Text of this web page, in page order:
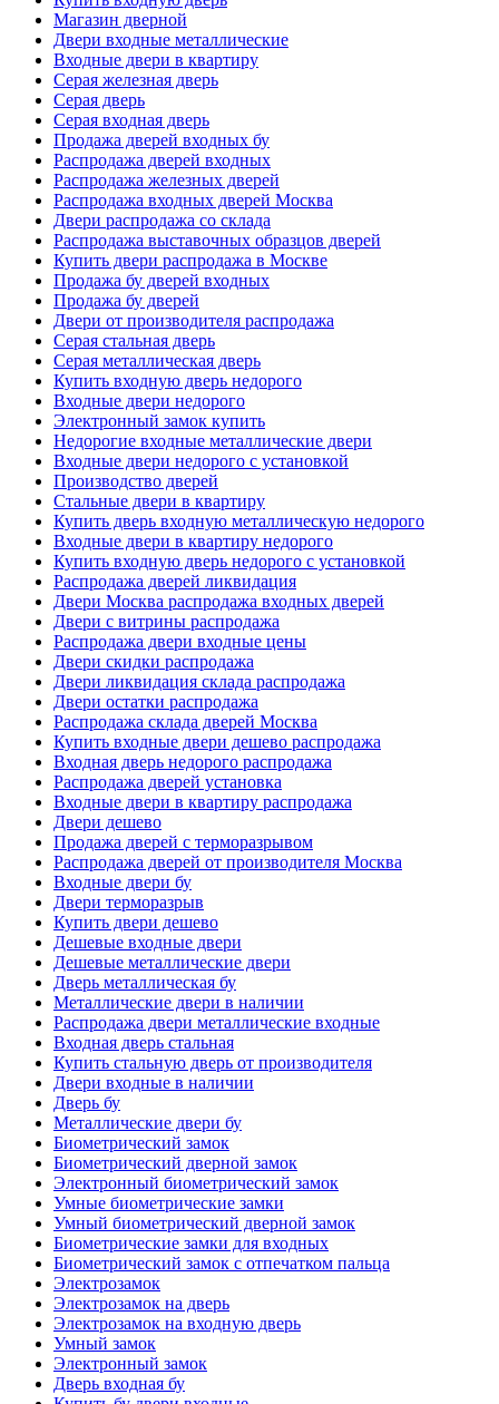
Магазин дверной
Двери входные металлические
Входные двери в квартиру
Серая железная дверь
Серая дверь
Серая входная дверь
Продажа дверей входных бу
Распродажа дверей входных
Распродажа железных дверей
Распродажа входных дверей Москва
Двери распродажа со склада
Распродажа выставочных образцов дверей
Купить двери распродажа в Москве
Продажа бу дверей входных
Продажа бу дверей
Двери от производителя распродажа
Серая стальная дверь
Серая металлическая дверь
Купить входную дверь недорого
Входные двери недорого
Электронный замок купить
Недорогие входные металлические двери
Входные двери недорого с установкой
Производство дверей
Стальные двери в квартиру
Купить дверь входную металлическую недорого
Входные двери в квартиру недорого
Купить входную дверь недорого с установкой
Распродажа дверей ликвидация
Двери Москва распродажа входных дверей
Двери с витрины распродажа
Распродажа двери входные цены
Двери скидки распродажа
Двери ликвидация склада распродажа
Двери остатки распродажа
Распродажа склада дверей Москва
Купить входные двери дешево распродажа
Входная дверь недорого распродажа
Распродажа дверей установка
Входные двери в квартиру распродажа
Двери дешево
Продажа дверей с терморазрывом
Распродажа дверей от производителя Москва
Входные двери бу
Двери терморазрыв
Купить двери дешево
Дешевые входные двери
Дешевые металлические двери
Дверь металлическая бу
Металлические двери в наличии
Распродажа двери металлические входные
Входная дверь стальная
Купить стальную дверь от производителя
Двери входные в наличии
Дверь бу
Металлические двери бу
Биометрический замок
Биометрический дверной замок
Электронный биометрический замок
Умные биометрические замки
Умный биометрический дверной замок
Биометрические замки для входных
Биометрический замок с отпечатком пальца
Электрозамок
Электрозамок на дверь
Электрозамок на входную дверь
Умный замок
Электронный замок
Дверь входная бу